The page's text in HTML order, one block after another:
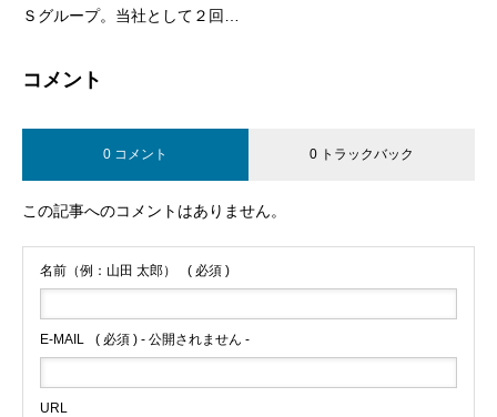
Ｓグループ。当社として２回
コメント
0 コメント 0 トラックバック
この記事へのコメントはありません。
名前（例：山田 太郎） ( 必須 )
E-MAIL ( 必須 ) - 公開されません -
URL